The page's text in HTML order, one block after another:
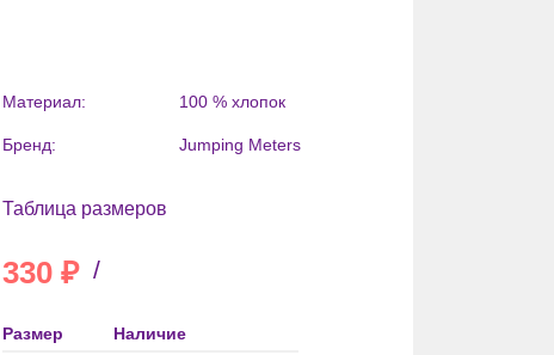
Материал: 100 % хлопок
Бренд: Jumping Meters
Таблица размеров
330 ₽ /
Размер Наличие